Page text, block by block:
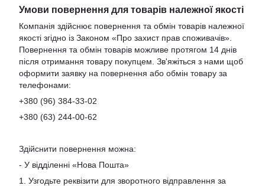
Умови повернення для товарів належної якості
Компанія здійснює повернення та обмін товарів належної
якості згідно із Законом «Про захист прав споживачів».
Повернення та обмін товарів можливе протягом 14 днів
після отримання товару покупцем. Зв'яжіться з нами щоб
оформити заявку на повернення або обмін товару за
телефонами:
+380 (96) 384-33-02
+380 (63) 244-00-62
Здійснити повернення можна:
- У відділенні «Нова Пошта»
1. Узгодьте реквізити для зворотного відправлення за